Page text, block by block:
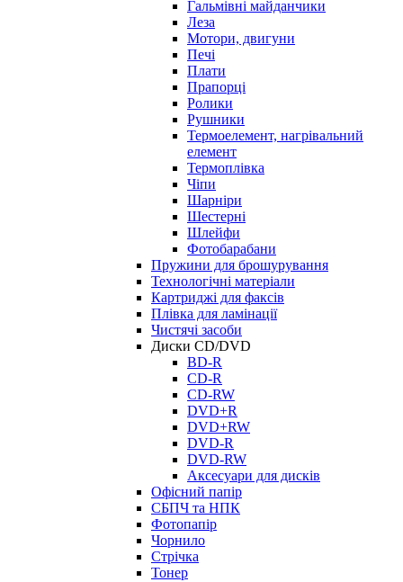
Гальмівні майданчики
Леза
Мотори, двигуни
Печі
Плати
Прапорці
Ролики
Рушники
Термоелемент, нагрівальний
елемент
Термоплівка
Чіпи
Шарніри
Шестерні
Шлейфи
Фотобарабани
Пружини для брошурування
Технологічні матеріали
Картриджі для факсів
Плівка для ламінації
Чистячі засоби
Диски CD/DVD
BD-R
CD-R
CD-RW
DVD+R
DVD+RW
DVD-R
DVD-RW
Аксесуари для дисків
Офісний папір
СБПЧ та НПК
Фотопапір
Чорнило
Стрічка
Тонер